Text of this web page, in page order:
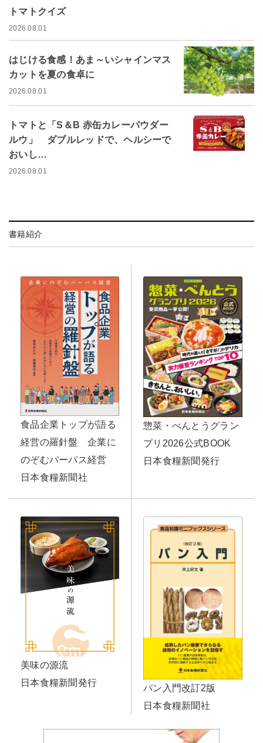
トマトクイズ
2026.08.01
はじける食感！あま～いシャインマス
カットを夏の食卓に
2026.08.01
トマトと「S＆B 赤缶カレーパウダー
ルウ」 ダブルレッドで、ヘルシーで
おいし…
2026.08.01
書籍紹介
食品企業トップが語る
経営の羅針盤 企業に
のぞむパーパス経営
日本食糧新聞社
惣菜・べんとうグラン
プリ2026公式BOOK
日本食糧新聞発行
美味の源流
日本食糧新聞発行
パン入門改訂2版
日本食糧新聞社